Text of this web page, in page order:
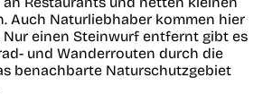
Auch Naturliebhaber kommen hier
einen Steinwurf entfernt gibt es
und Wanderrouten durch die
benachbarte Naturschutzgebiet